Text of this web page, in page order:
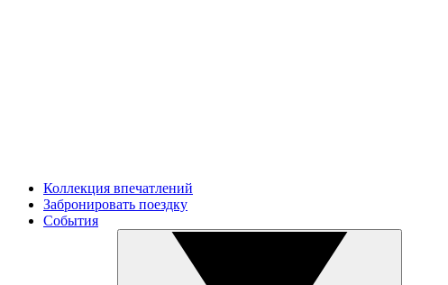
Коллекция впечатлений
Забронировать поездку
События